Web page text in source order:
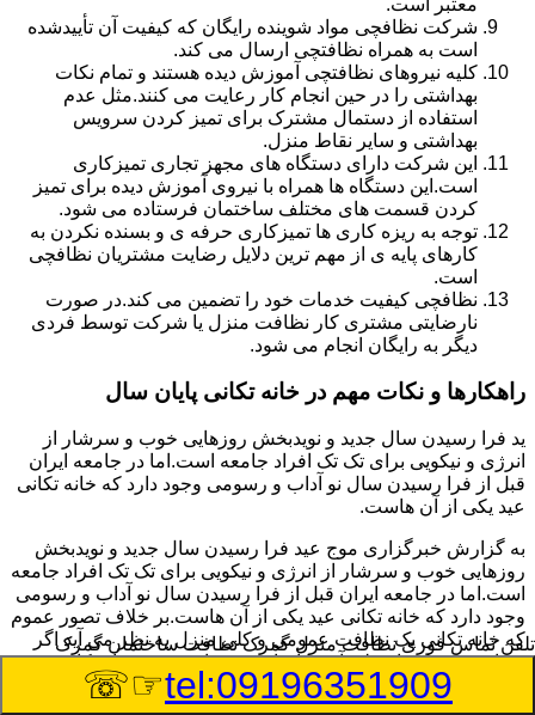
معتبر است.
شرکت نظافچی مواد شوینده رایگان که کیفیت آن تأییدشده
است به همراه نظافتچی ارسال می کند.
کلیه نیروهای نظافتچی آموزش دیده هستند و تمام نکات
بهداشتی را در حین انجام کار رعایت می کنند.مثل عدم
استفاده از دستمال مشترک برای تمیز کردن سرویس
بهداشتی و سایر نقاط منزل.
این شرکت دارای دستگاه های مجهز تجاری تمیزکاری
است.این دستگاه ها همراه با نیروی آموزش دیده برای تمیز
کردن قسمت های مختلف ساختمان فرستاده می شود.
توجه به ریزه کاری ها تمیزکاری حرفه ی و بسنده نکردن به
کارهای پایه ی از مهم ترین دلایل رضایت مشتریان نظافچی
است.
نظافچی کیفیت خدمات خود را تضمین می کند.در صورت
نارضایتی مشتری کار نظافت منزل یا شرکت توسط فردی
دیگر به رایگان انجام می شود.
راهکارها و نکات مهم در خانه تکانی پایان سال
ید فرا رسیدن سال جدید و نویدبخش روزهایی خوب و سرشار از
انرژی و نیکویی برای تک تک افراد جامعه است.اما در جامعه ایران
قبل از فرا رسیدن سال نو آداب و رسومی وجود دارد که خانه تکانی
عید یکی از آن هاست.
به گزارش خبرگزاری موج عید فرا رسیدن سال جدید و نویدبخش
روزهایی خوب و سرشار از انرژی و نیکویی برای تک تک افراد جامعه
است.اما در جامعه ایران قبل از فرا رسیدن سال نو آداب و رسومی
وجود دارد که خانه تکانی عید یکی از آن هاست.بر خلاف تصور عموم
که خانه تکانی یک نظافت عمومی و کلی منزل به نظر می آید اگر
بخواهیم به طور اصولی آن را انجام دهیم باید به برخی از نکات توجه
بیشتر داشته باشیم.
تلفن تماس فورینظافت منزل گمرک نظافت ساختمان گمرک
tel:09196351909
☞☏